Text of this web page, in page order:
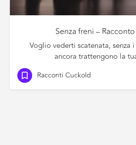
Senza freni –
Voglio vederti scatenata, senza
ancora trattengono la
Racconti Cuckold